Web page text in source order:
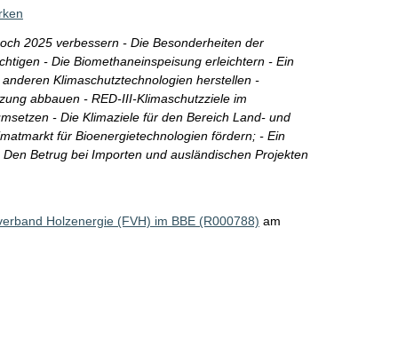
2025 verbessern - Die Besonderheiten der
- Die Biomethaneinspeisung erleichtern - Ein
Klimaschutztechnologien herstellen -
abbauen - RED-III-Klimaschutzziele im
- Die Klimaziele für den Bereich Land- und
für Bioenergietechnologien fördern; - Ein
Betrug bei Importen und ausländischen Projekten
Holzenergie (FVH) im BBE (R000788) am